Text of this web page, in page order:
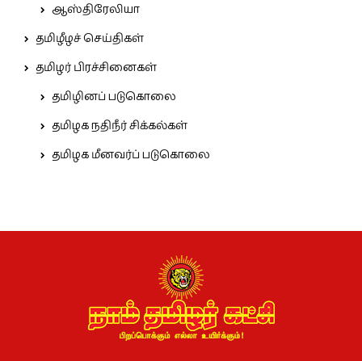
ஆஸ்திரேலியா
தமிழீழச் செய்திகள்
தமிழர் பிரச்சினைகள்
தமிழினப் படுகொலை
தமிழக நதிநீர் சிக்கல்கள்
தமிழக மீனவர்ப் படுகொலை